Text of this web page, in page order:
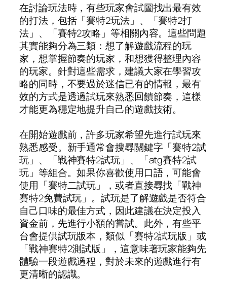
在討論玩法時，有些玩家會試圖找出最有效
的打法，包括「賽特2玩法」、「賽特2打
法」、「賽特2攻略」等相關內容。這些問題
其實能夠分為三類：想了解遊戲流程的玩
家，想掌握節奏的玩家，和想獲得整理內容
的玩家。針對這些需求，建議大家在學習攻
略的同時，不要過於迷信已有的情報，最有
效的方式是透過試玩來熟悉回饋節奏，這樣
才能更為穩定地提升自己的遊戲技術。
在開始遊戲前，許多玩家希望先進行試玩來
熟悉感受。新手通常會搜尋關鍵字「賽特2試
玩」、「戰神賽特2試玩」、「atg賽特2試
玩」等組合。如果你喜歡使用口語，可能會
使用「賽特二試玩」，或者直接尋找「戰神
賽特2免費試玩」。試玩是了解遊戲是否符合
自己口味的最佳方式，因此建議在決定投入
資金前，先進行小額的嘗試。此外，有些平
台會提供試玩版本，類似「賽特2試玩版」或
「戰神賽特2測試版」，這意味著玩家能夠先
體驗一段遊戲過程，對於未來的遊戲進行有
更清晰的認識。